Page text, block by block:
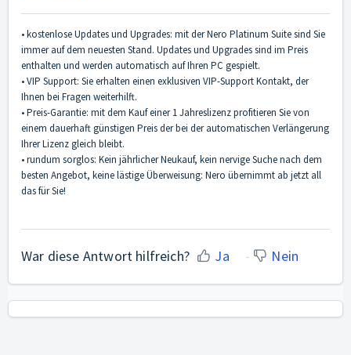
• kostenlose Updates und Upgrades: mit der Nero Platinum Suite sind Sie
immer auf dem neuesten Stand. Updates und Upgrades sind im Preis
enthalten und werden automatisch auf Ihren PC gespielt.
• VIP Support: Sie erhalten einen exklusiven VIP-Support Kontakt, der
Ihnen bei Fragen weiterhilft.
• Preis-Garantie: mit dem Kauf einer 1 Jahreslizenz profitieren Sie von
einem dauerhaft günstigen Preis der bei der automatischen Verlängerung
Ihrer Lizenz gleich bleibt.
• rundum sorglos: Kein jährlicher Neukauf, kein nervige Suche nach dem
besten Angebot, keine lästige Überweisung: Nero übernimmt ab jetzt all
das für Sie!
War diese Antwort hilfreich? Ja Nein